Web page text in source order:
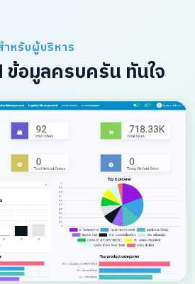
ำหรับผู้บริหาร
ข้อมูลครบครัน ทันใจ